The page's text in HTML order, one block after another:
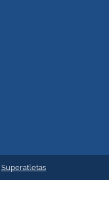
Superatletas